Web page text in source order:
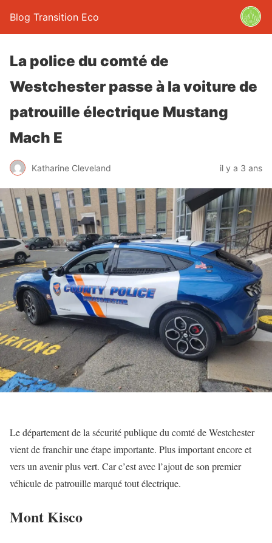
Blog Transition Eco
La police du comté de
Westchester passe à la voiture de
patrouille électrique Mustang
Mach E
Katharine Cleveland il y a 3 ans
Le département de la sécurité publique du comté de Westchester
vient de franchir une étape importante. Plus important encore et
vers un avenir plus vert. Car c’est avec l’ajout de son premier
véhicule de patrouille marqué tout électrique.
Mont Kisco